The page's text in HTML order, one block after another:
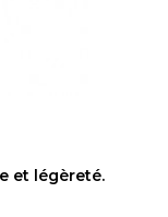
et légèreté.